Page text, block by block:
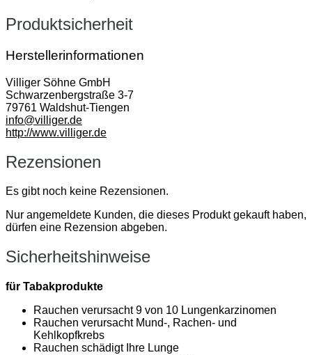
Produktsicherheit
Herstellerinformationen
Villiger Söhne GmbH
Schwarzenbergstraße 3-7
79761 Waldshut-Tiengen
info@villiger.de
http://www.villiger.de
Rezensionen
Es gibt noch keine Rezensionen.
Nur angemeldete Kunden, die dieses Produkt gekauft haben,
dürfen eine Rezension abgeben.
Sicherheitshinweise
für Tabakprodukte
Rauchen verursacht 9 von 10 Lungenkarzinomen
Rauchen verursacht Mund-, Rachen- und
Kehlkopfkrebs
Rauchen schädigt Ihre Lunge